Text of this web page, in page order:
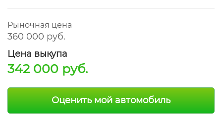
Рыночная цена
360 000 руб.
Цена выкупа
342 000 руб.
Оценить мой автомобиль